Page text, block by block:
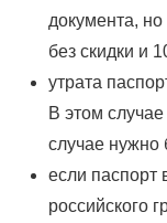
документа,
без скидки и
утрата
В этом
случае нужно
если паспорт
российского